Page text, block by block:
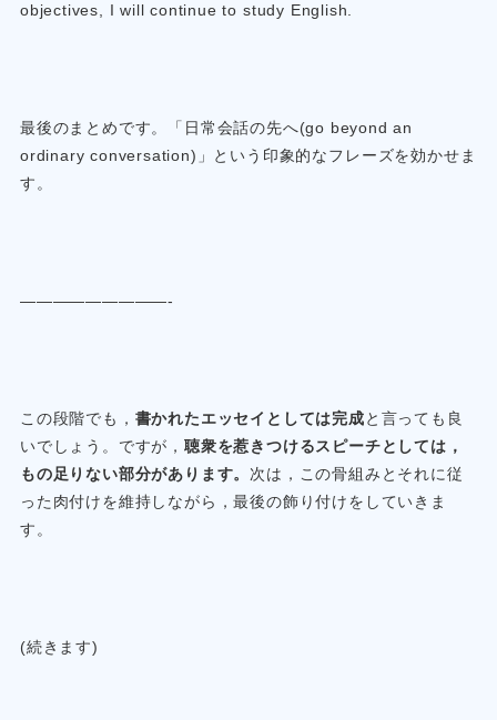
objectives, I will continue to study English.
最後のまとめです。「日常会話の先へ(go beyond an
ordinary conversation)」という印象的なフレーズを効かせま
す。
—————————-
この段階でも， 書かれたエッセイとしては完成と言っても良
いでしょう。ですが， 聴衆を惹きつけるスピーチとしては，
もの足りない部分があります。 次は，この骨組みとそれに従
った肉付けを維持しながら，最後の飾り付けをしていきま
す。
(続きます)